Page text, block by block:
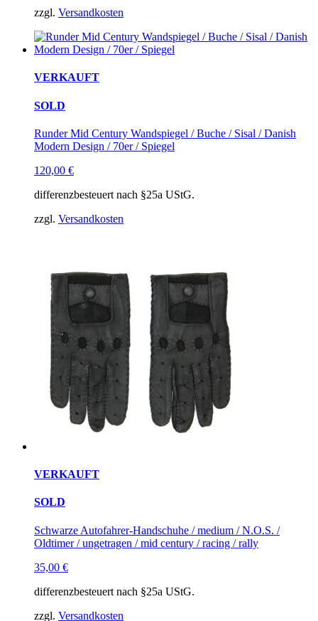
zzgl. Versandkosten
VERKAUFT
SOLD
Runder Mid Century Wandspiegel / Buche / Sisal / Danish
Modern Design / 70er / Spiegel
120,00 €
differenzbesteuert nach §25a UStG.
zzgl. Versandkosten
VERKAUFT
SOLD
Schwarze Autofahrer-Handschuhe / medium / N.O.S. /
Oldtimer / ungetragen / mid century / racing / rally
35,00 €
differenzbesteuert nach §25a UStG.
zzgl. Versandkosten